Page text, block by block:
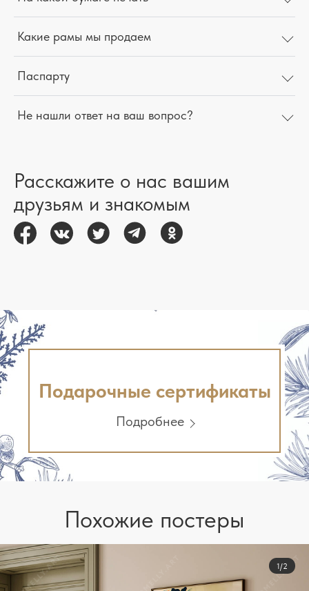
Какие рамы мы продаем
Паспарту
Не нашли ответ на ваш вопрос?
Расскажите о нас вашим
друзьям и знакомым
Подарочные сертификаты
Подробнее
Похожие постеры
1/2